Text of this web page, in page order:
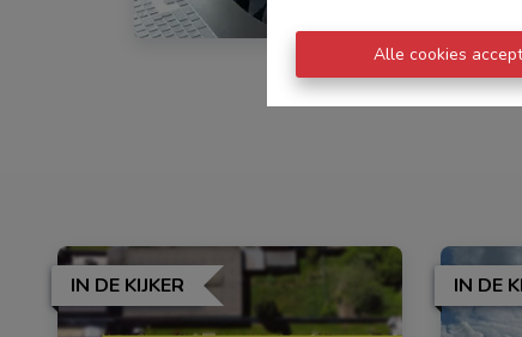
Alle cookies
IN DE KIJKER IN DE